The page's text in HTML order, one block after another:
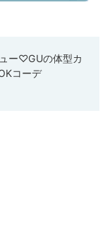
ー♡GUの体型カ
コーデ